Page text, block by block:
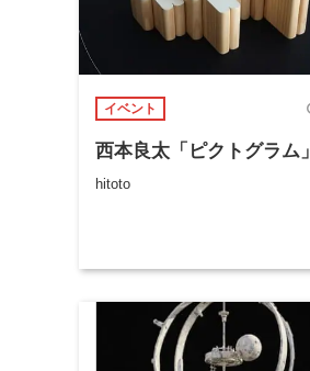
イベント
西本良太「ピクトグラム」
hitoto